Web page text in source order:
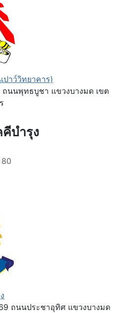
ปาว์วิทยาคาร)
นนพุทธบูชา แขวงบางมด เขต
คีบำรุง
ถนนประชาอุทิศ แขวงบางมด